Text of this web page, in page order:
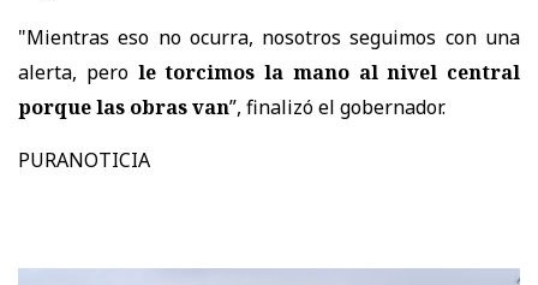
"Mientras eso no ocurra, nosotros seguimos con una
alerta, pero le torcimos la mano al nivel central
porque las obras van”, finalizó el gobernador.
PURANOTICIA